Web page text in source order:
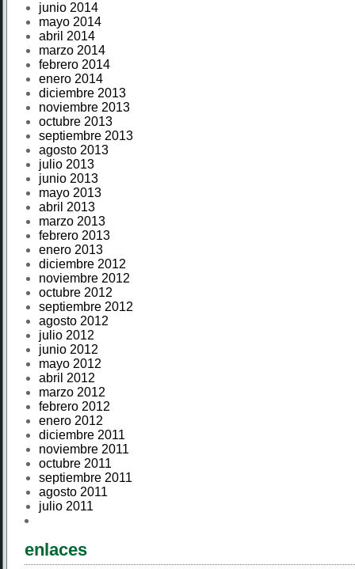
junio 2014
mayo 2014
abril 2014
marzo 2014
febrero 2014
enero 2014
diciembre 2013
noviembre 2013
octubre 2013
septiembre 2013
agosto 2013
julio 2013
junio 2013
mayo 2013
abril 2013
marzo 2013
febrero 2013
enero 2013
diciembre 2012
noviembre 2012
octubre 2012
septiembre 2012
agosto 2012
julio 2012
junio 2012
mayo 2012
abril 2012
marzo 2012
febrero 2012
enero 2012
diciembre 2011
noviembre 2011
octubre 2011
septiembre 2011
agosto 2011
julio 2011
enlaces